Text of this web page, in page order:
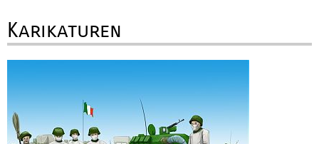
Karikaturen